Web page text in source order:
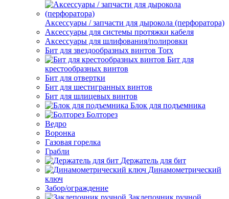
Аксессуары / запчасти для дырокола (перфоратора)
Аксессуары для системы протяжки кабеля
Аксессуары для шлифования/полировки
Бит для звездообразных винтов Torx
Бит для
крестообразных винтов
Бит для отвертки
Бит для шестигранных винтов
Бит для шлицевых винтов
Блок для подъемника
Болторез
Ведро
Воронка
Газовая горелка
Грабли
Держатель для бит
Динамометрический
ключ
Забор/ограждение
Заклепочник ручной